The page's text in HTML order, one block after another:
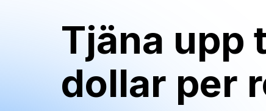
Tjäna upp
dollar per